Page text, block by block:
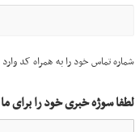
شماره تماس خود را به همراه کد
لطفا سوژه خبری خود را برای